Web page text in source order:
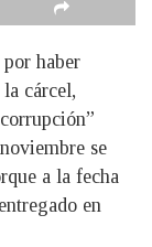
haber
la cárcel,
se
a la fecha
en